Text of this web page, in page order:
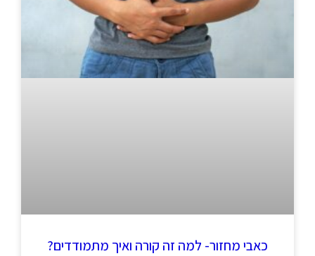
כאבי מחזור- למה זה קורה ואיך מתמודדים?